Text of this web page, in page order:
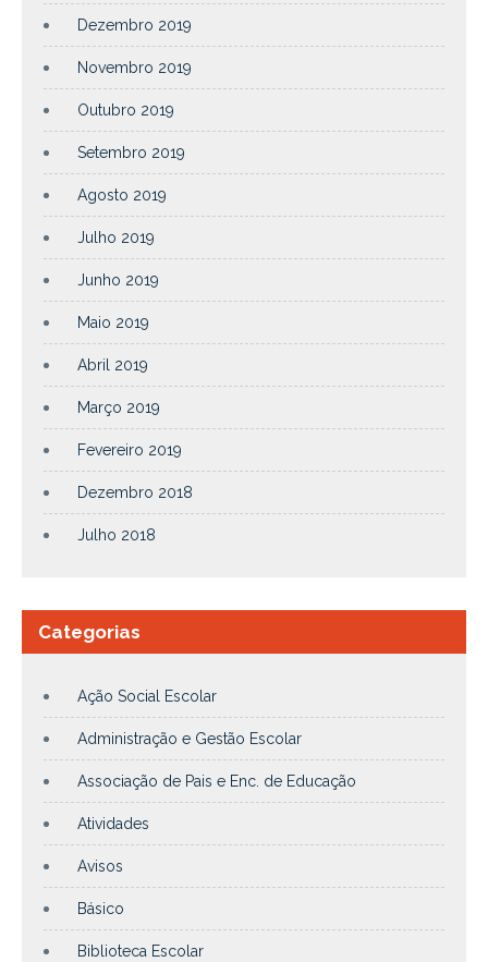
Dezembro 2019
Novembro 2019
Outubro 2019
Setembro 2019
Agosto 2019
Julho 2019
Junho 2019
Maio 2019
Abril 2019
Março 2019
Fevereiro 2019
Dezembro 2018
Julho 2018
Categorias
Ação Social Escolar
Administração e Gestão Escolar
Associação de Pais e Enc. de Educação
Atividades
Avisos
Básico
Biblioteca Escolar